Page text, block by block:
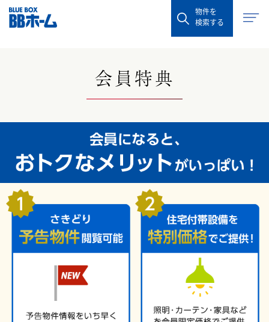
物件を
検索する